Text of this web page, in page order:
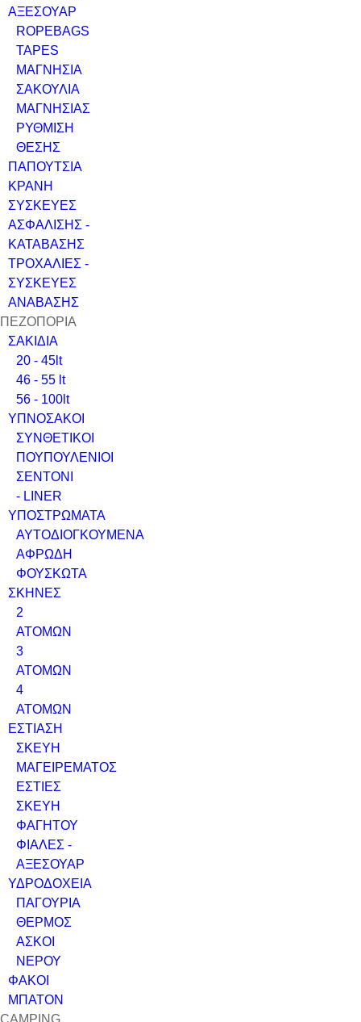
ΑΞΕΣΟΥΑΡ
ROPEBAGS
TAPES
ΜΑΓΝΗΣΙΑ
ΣΑΚΟΥΛΙΑ
ΜΑΓΝΗΣΙΑΣ
ΡΥΘΜΙΣΗ
ΘΕΣΗΣ
ΠΑΠΟΥΤΣΙΑ
ΚΡΑΝΗ
ΣΥΣΚΕΥΕΣ
ΑΣΦΑΛΙΣΗΣ -
ΚΑΤΑΒΑΣΗΣ
ΤΡΟΧΑΛΙΕΣ -
ΣΥΣΚΕΥΕΣ
ΑΝΑΒΑΣΗΣ
ΠΕΖΟΠΟΡΙΑ
ΣΑΚΙΔΙΑ
20 - 45lt
46 - 55 lt
56 - 100lt
ΥΠΝΟΣΑΚΟΙ
ΣΥΝΘΕΤΙΚΟΙ
ΠΟΥΠΟΥΛΕΝΙΟΙ
ΣΕΝΤΟΝΙ
- LINER
ΥΠΟΣΤΡΩΜΑΤΑ
ΑΥΤΟΔΙΟΓΚΟΥΜΕΝΑ
ΑΦΡΩΔΗ
ΦΟΥΣΚΩΤΑ
ΣΚΗΝΕΣ
2
ΑΤΟΜΩΝ
3
ΑΤΟΜΩΝ
4
ΑΤΟΜΩΝ
ΕΣΤΙΑΣΗ
ΣΚΕΥΗ
ΜΑΓΕΙΡΕΜΑΤΟΣ
ΕΣΤΙΕΣ
ΣΚΕΥΗ
ΦΑΓΗΤΟΥ
ΦΙΑΛΕΣ -
ΑΞΕΣΟΥΑΡ
ΥΔΡΟΔΟΧΕΙΑ
ΠΑΓΟΥΡΙΑ
ΘΕΡΜΟΣ
ΑΣΚΟΙ
ΝΕΡΟΥ
ΦΑΚΟΙ
ΜΠΑΤΟΝ
CAMPING